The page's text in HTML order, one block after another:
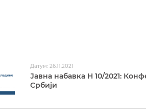
Датум: 26.11.2021
Јавна набавка Н 10/2021:
Србији